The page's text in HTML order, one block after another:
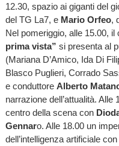
12.30, spazio ai giganti del
del TG La7, e Mario Orfeo,
Nel pomeriggio, alle 15.00,
prima vista” si presenta al
(Mariana D’Amico, Ida Di
Blasco Puglieri, Corrado
e conduttore Alberto
narrazione dell’attualità.
centro della scena con
Gennaro. Alle 18.00 un
dell’intelligenza artificiale